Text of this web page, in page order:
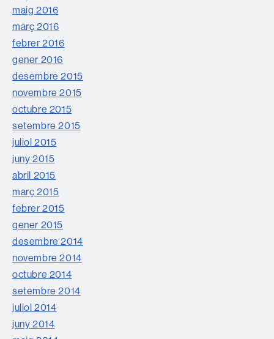
maig 2016
març 2016
febrer 2016
gener 2016
desembre 2015
novembre 2015
octubre 2015
setembre 2015
juliol 2015
juny 2015
abril 2015
març 2015
febrer 2015
gener 2015
desembre 2014
novembre 2014
octubre 2014
setembre 2014
juliol 2014
juny 2014